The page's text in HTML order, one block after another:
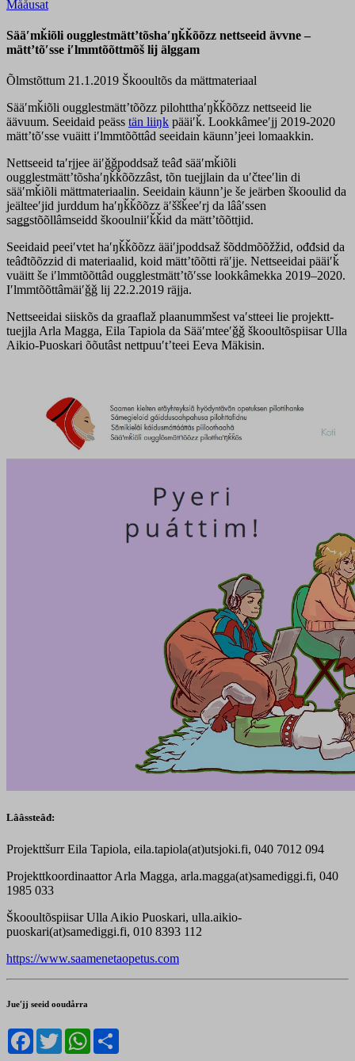
Mååusat
Sääʹmǩiõli ougglestmättʼtõshaʹŋǩǩõõzz nettseeid ävvne –
mättʼtõʹsse iʹlmmtõõttmõš lij älggam
Õlmstõttum 21.1.2019 Škooultõs da mättmateriaal
Sääʹmǩiõli ougglestmättʼtõõzz pilohtthaʹŋǩǩõõzz nettseeid lie
äävuum. Seeidaid peäss tän liiŋk pääiʹǩ. Lookkâmeeʹjj 2019-2020
mättʼtõʹsse vuäitt iʹlmmtõõttâd seeidain käunnʼjeei lomaakkin.
Nettseeid taʹrjjee äiʹǧǧpoddsaž teâđ sääʹmǩiõli
ougglestmättʼtõshaʹŋǩǩõõzzâst, tõn tuejjlain da uʹčteeʹlin di
sääʹmǩiõli mättmateriaalin. Seeidain käunnʼje še jeärben škooulid da
jeälteeʹjid jurddum haʹŋǩǩõõzz äʹššǩeeʹrj da lââʹssen
saǥǥstõõllâmseidd škooulniiʹǩǩid da mättʼtõõttjid.
Seeidaid peeiʹvtet haʹŋǩǩõõzz ääiʹjpoddsaž šõddmõõžžid, ođđsid da
teâđtõõzzid di materiaalid, koid mättʼtõõtti räʹjje. Nettseeidai pääiʹǩ
vuäitt še iʹlmmtõõttâd ougglestmättʼtõʹsse lookkâmekka 2019–2020.
Iʹlmmtõõttâmäiʹǧǧ lij 22.2.2019 räjja.
Nettseeidai siiskõs da graaflaž plaanummšest vaʹstteei lie projektt-
tuejjla Arla Magga, Eila Tapiola da Sääʹmteeʹǧǧ škooultõspiisar Ulla
Aikio-Puoskari õõutâst nettpuuʹtʼteei Eeva Mäkisin.
Lââssteâđ:
Projekttšurr Eila Tapiola, eila.tapiola(at)utsjoki.fi, 040 7012 094
Projekttkoordinaattor Arla Magga, arla.magga(at)samediggi.fi, 040
1985 033
Škooultõspiisar Ulla Aikio Puoskari, ulla.aikio-
puoskari(at)samediggi.fi, 010 8393 112
https://www.saamenetaopetus.com
Jueʹjj seeid ooudårra
Facebook
TwitterWhatsApp